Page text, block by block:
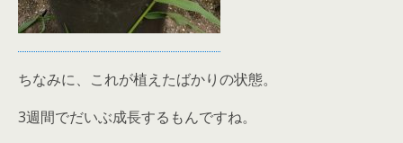
ちなみに、これが植えたばかりの状態。
3週間でだいぶ成長するもんですね。